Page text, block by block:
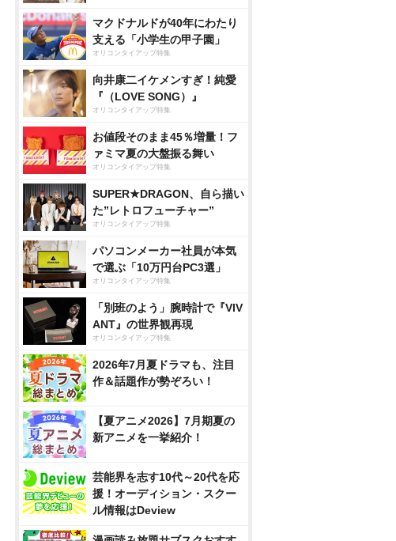
マクドナルドが40年にわたり
支える「小学生の甲子園」
オリコンタイアップ特集
向井康二イケメンすぎ！純愛
『（LOVE SONG）』
オリコンタイアップ特集
お値段そのまま45％増量！フ
ァミマ夏の大盤振る舞い
オリコンタイアップ特集
SUPER★DRAGON、自ら描い
た”レトロフューチャー”
オリコンタイアップ特集
パソコンメーカー社員が本気
で選ぶ「10万円台PC3選」
オリコンタイアップ特集
「別班のよう」腕時計で『VIV
ANT』の世界観再現
オリコンタイアップ特集
2026年7月夏ドラマも、注目
作＆話題作が勢ぞろい！
【夏アニメ2026】7月期夏の
新アニメを一挙紹介！
芸能界を志す10代～20代を応
援！オーディション・スクー
ル情報はDeview